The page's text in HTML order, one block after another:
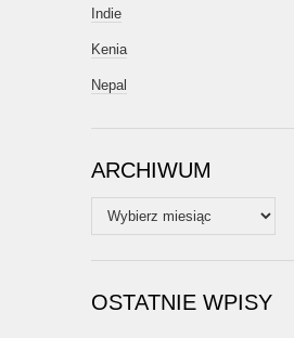
Indie
Kenia
Nepal
ARCHIWUM
Archiwum
OSTATNIE WPISY